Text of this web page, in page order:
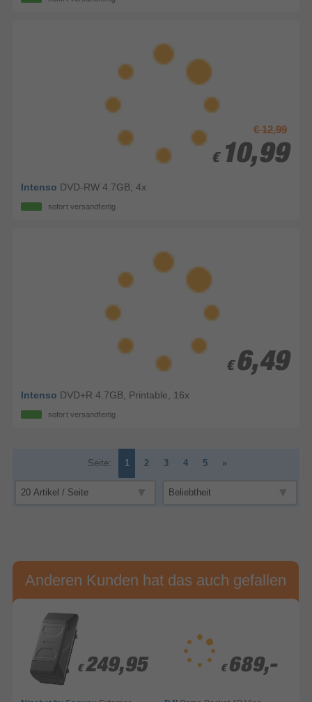
€ 12,99
€ 10,99
€ 10,99
Intenso DVD-RW 4.7GB, 4x
sofort versandfertig
€ 6,49
€ 6,49
Intenso DVD+R 4.7GB, Printable, 16x
sofort versandfertig
Seite: 1 2 3 4 5 »
Anderen Kunden hat das auch gefallen
€ 249,95
€ 249,95 € 689,-
€ 689,-